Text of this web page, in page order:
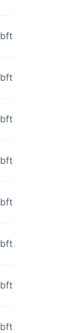
bft
bft
bft
bft
bft
bft
bft
bft